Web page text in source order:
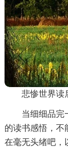
悲惨世界读
当细细品完
的读书感悟，不
在毫无头绪吧，